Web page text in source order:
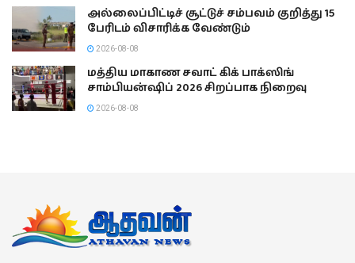
அல்லைப்பிட்டிச் சூட்டுச் சம்பவம் குறித்து 15
பேரிடம் விசாரிக்க வேண்டும்
2026-08-08
மத்திய மாகாண சவாட் கிக் பாக்ஸிங்
சாம்பியன்ஷிப் 2026 சிறப்பாக நிறைவு
2026-08-08